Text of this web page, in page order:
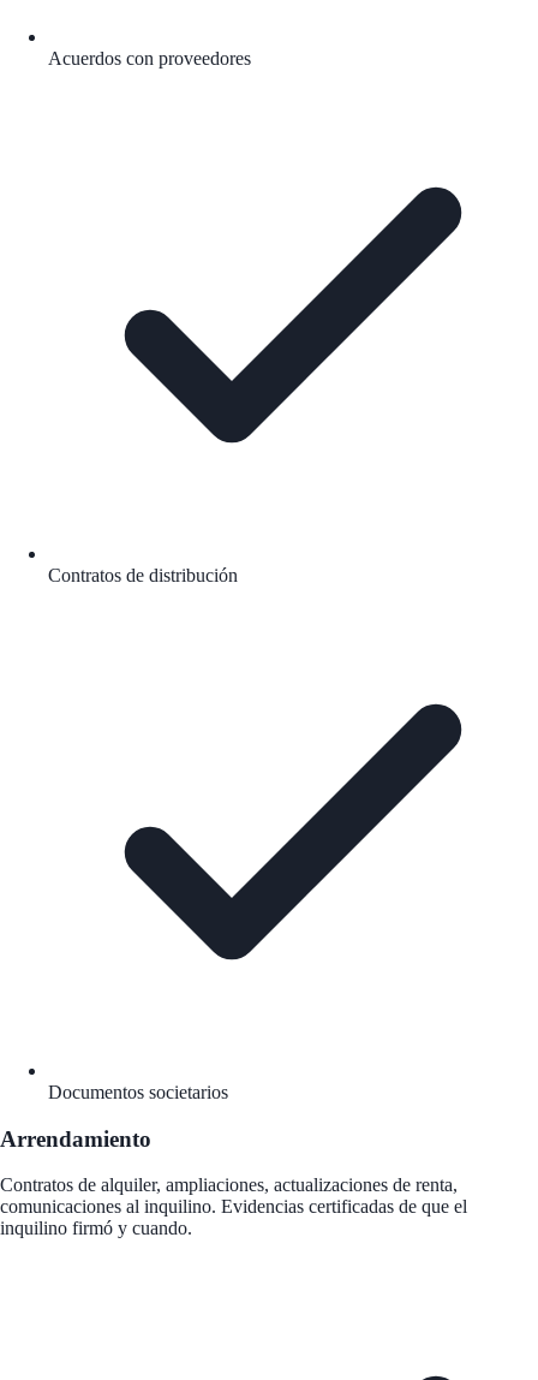
Acuerdos con proveedores
Contratos de distribución
Documentos societarios
Arrendamiento
Contratos de alquiler, ampliaciones, actualizaciones de renta,
comunicaciones al inquilino. Evidencias certificadas de que el
inquilino firmó y cuando.